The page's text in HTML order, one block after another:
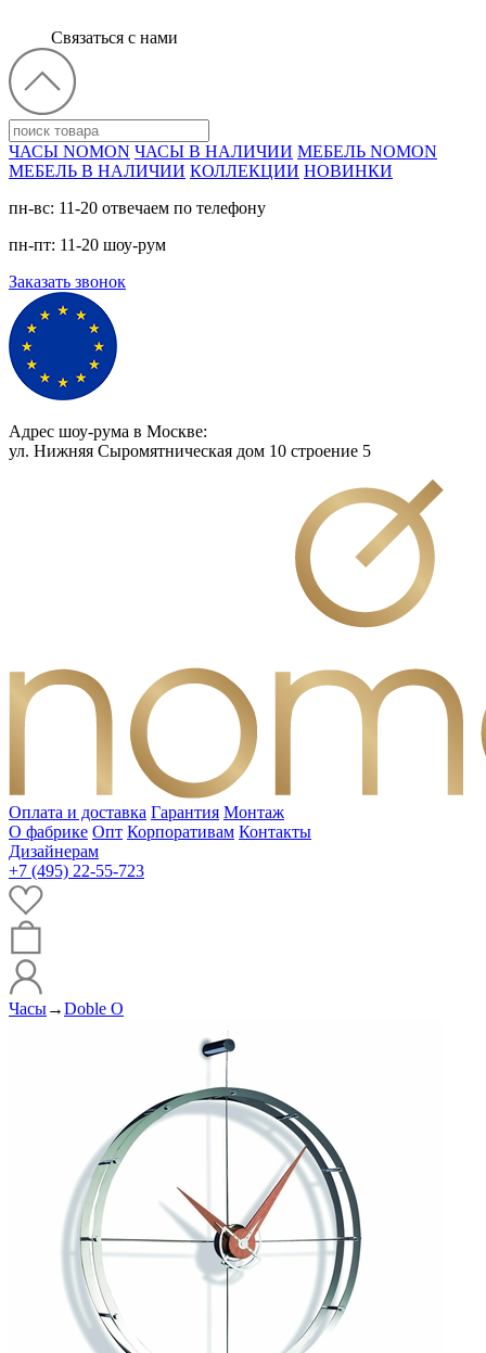
Связаться с нами
ЧАСЫ NOMON ЧАСЫ В НАЛИЧИИ МЕБЕЛЬ NOMON
МЕБЕЛЬ В НАЛИЧИИ КОЛЛЕКЦИИ НОВИНКИ
пн-вс: 11-20 отвечаем по телефону
пн-пт: 11-20 шоу-рум
Заказать звонок
Адрес шоу-рума в Москве:
ул. Нижняя Сыромятническая дом 10 cтроение 5
Оплата и доставка Гарантия Монтаж
О фабрике Опт Корпоративам Контакты
Дизайнерам
+7 (495) 22-55-723
Часы→Doble O